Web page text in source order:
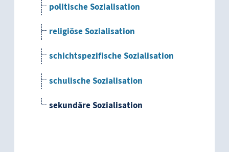
politische Sozialisation
religiöse Sozialisation
schichtspezifische Sozialisation
schulische Sozialisation
sekundäre Sozialisation